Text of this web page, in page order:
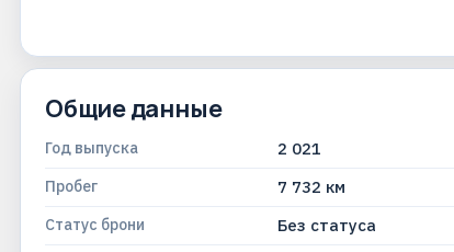
Общие данные
Год выпуска 2 021
Пробег 7 732 км
Статус брони Без статуса